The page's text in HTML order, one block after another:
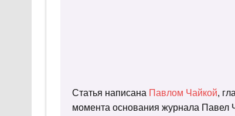
Статья написана Павлом Чайкой,
момента основания журнала Павел